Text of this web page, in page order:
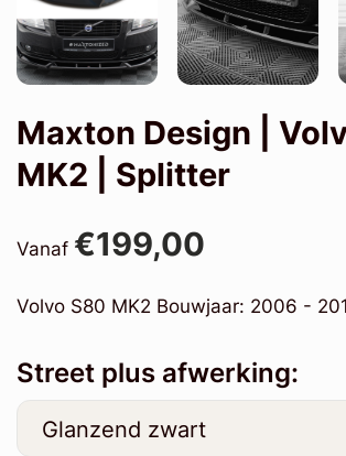
Maxton Design |
MK2 | Splitter
Vanaf €199,00
Volvo S80 MK2 Bouwjaar: 2006 -
Street plus afwerking: